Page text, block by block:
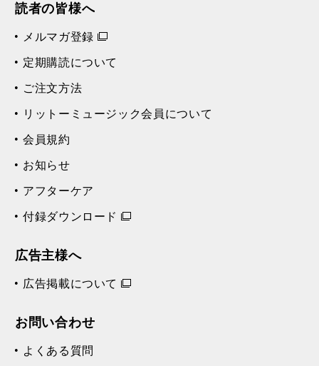
読者の皆様へ
メルマガ登録
定期購読について
ご注文方法
リットーミュージック会員について
会員規約
お知らせ
アフターケア
付録ダウンロード
広告主様へ
広告掲載について
お問い合わせ
よくある質問